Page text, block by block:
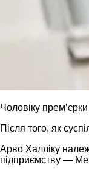
Чоловіку
Після того, як
Арво Халліку
підприємству —